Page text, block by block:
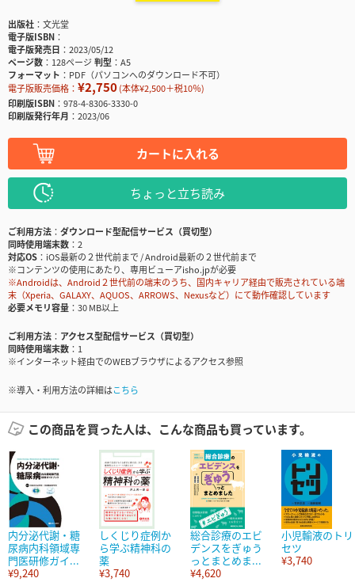
出版社
文光堂
電子版ISBN
電子版発売日
2023/05/12
ページ数
128ページ判型
A5
フォーマット
PDF（パソコンへのダウンロード不可）
電子版販売価格： ¥2,750(本体¥2,500＋税10％)
印刷版ISBN
978-4-8306-3330-0
印刷版発行年月
2023/06
カートに入れる
ちょっと立ち読み
ご利用方法
ダウンロード型配信サービス（買切型）
同時使用端末数
2
対応OS
iOS最新の２世代前まで / Android最新の２世代前まで
※コンテンツの使用にあたり、専用ビューアisho.jpが必要
※Androidは、Android２世代前の端末のうち、国内キャリア経由で販売されている端
末（Xperia、GALAXY、AQUOS、ARROWS、Nexusなど）にて動作確認しています
必要メモリ容量
30 MB以上
ご利用方法
アクセス型配信サービス（買切型）
同時使用端末数
1
※インターネット経由でのWEBブラウザによるアクセス参照
※導入・利用方法の詳細はこちら
この商品を買った人は、こんな商品も買っています。
内分泌代謝・糖
尿病内科領域専
門医研修ガイ...
¥9,240
しくじり症例か
ら学ぶ精神科の
薬
¥3,740
総合診療のエビ
デンスをぎゅう
っとまとめま...
¥4,620
小児輸液のトリ
セツ
¥3,740